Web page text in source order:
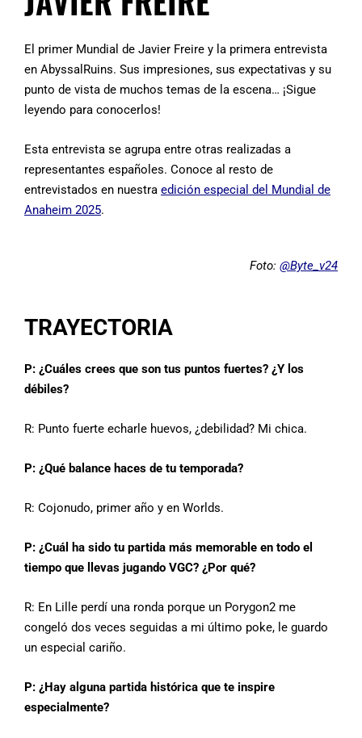
El primer Mundial de Javier Freire y la primera entrevista
en AbyssalRuins. Sus impresiones, sus expectativas y su
punto de vista de muchos temas de la escena… ¡Sigue
leyendo para conocerlos!
Esta entrevista se agrupa entre otras realizadas a
representantes españoles. Conoce al resto de
entrevistados en nuestra edición especial del Mundial de
Anaheim 2025.
Foto: @Byte_v24
TRAYECTORIA
P: ¿Cuáles crees que son tus puntos fuertes? ¿Y los
débiles?
R: Punto fuerte echarle huevos, ¿debilidad? Mi chica.
P: ¿Qué balance haces de tu temporada?
R: Cojonudo, primer año y en Worlds.
P: ¿Cuál ha sido tu partida más memorable en todo el
tiempo que llevas jugando VGC? ¿Por qué?
R: En Lille perdí una ronda porque un Porygon2 me
congeló dos veces seguidas a mi último poke, le guardo
un especial cariño.
P: ¿Hay alguna partida histórica que te inspire
especialmente?